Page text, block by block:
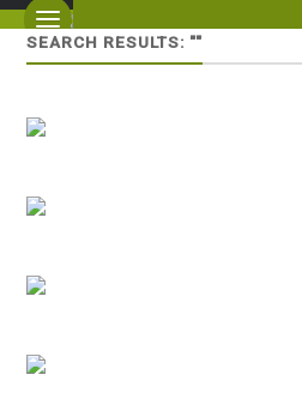
SEARCH RESULTS: ""